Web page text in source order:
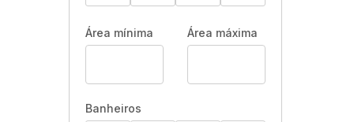
Área mínima Área máxima
Banheiros